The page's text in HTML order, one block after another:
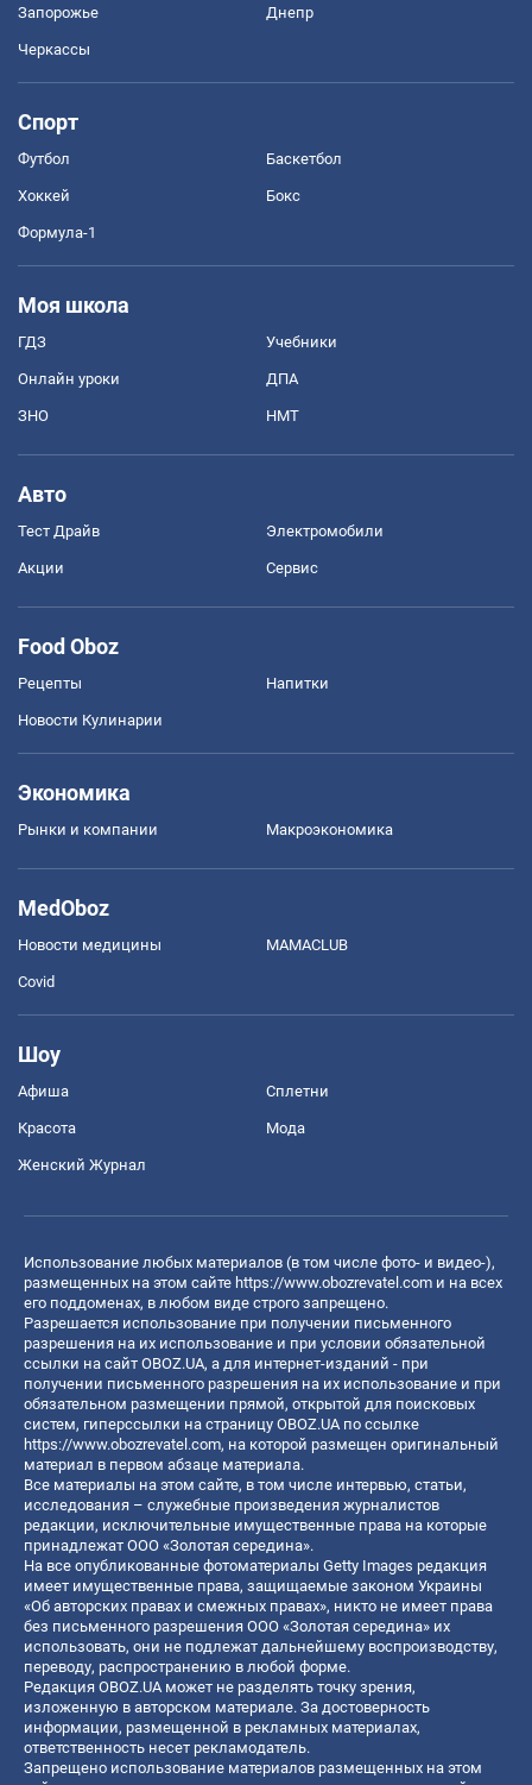
Запорожье Днепр
Черкассы
Спорт
Футбол Баскетбол
Хоккей Бокс
Формула-1
Моя школа
ГДЗ Учебники
Онлайн уроки ДПА
ЗНО НМТ
Авто
Тест Драйв Электромобили
Акции Сервис
Food Oboz
Рецепты Напитки
Новости Кулинарии
Экономика
Рынки и компании Mакроэкономика
MedOboz
Новости медицины MAMACLUB
Covid
Шоу
Афиша Сплетни
Красота Мода
Женский Журнал
Использование любых материалов (в том числе фото- и видео-),
размещенных на этом сайте https://www.obozrevatel.com и на всех
его поддоменах, в любом виде строго запрещено.
Разрешается использование при получении письменного
разрешения на их использование и при условии обязательной
ссылки на сайт OBOZ.UA, а для интернет-изданий - при
получении письменного разрешения на их использование и при
обязательном размещении прямой, открытой для поисковых
систем, гиперссылки на страницу OBOZ.UA по ссылке
https://www.obozrevatel.com, на которой размещен оригинальный
материал в первом абзаце материала.
Все материалы на этом сайте, в том числе интервью, статьи,
исследования – служебные произведения журналистов
редакции, исключительные имущественные права на которые
принадлежат ООО «Золотая середина».
На все опубликованные фотоматериалы Getty Images редакция
имеет имущественные права, защищаемые законом Украины
«Об авторских правах и смежных правах», никто не имеет права
без письменного разрешения ООО «Золотая середина» их
использовать, они не подлежат дальнейшему воспроизводству,
переводу, распространению в любой форме.
Редакция OBOZ.UA может не разделять точку зрения,
изложенную в авторском материале. За достоверность
информации, размещенной в рекламных материалах,
ответственность несет рекламодатель.
Запрещено использование материалов размещенных на этом